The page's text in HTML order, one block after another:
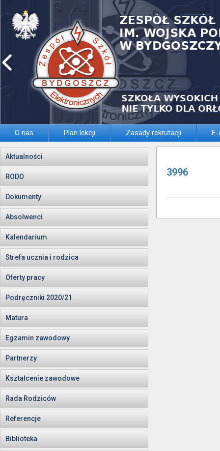
O nas Plan lekcji Zasady rekrutacji
Aktualności
RODO
Dokumenty
Absolwenci
Kalendarium
Strefa ucznia i rodzica
Oferty pracy
Podręczniki 2020/21
Matura
Egzamin zawodowy
Partnerzy
Kształcenie zawodowe
Rada Rodziców
Referencje
Biblioteka
3996